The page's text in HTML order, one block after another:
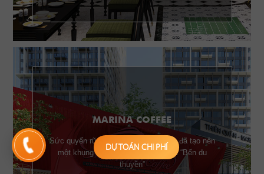
MARINA COFFEE
Sức quyến rũ của những chiếc buồm đã tạo nên
một khung cảnh đặc trưng của một “Bến du
thuyền”
DỰ TOÁN CHI PHÍ